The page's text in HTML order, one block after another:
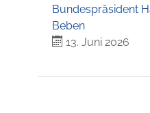
Bundespräsident
Beben
13. Juni 2026